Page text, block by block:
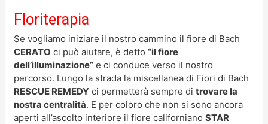
Floriterapia
Se vogliamo iniziare il nostro cammino il fiore di Bach
CERATO ci può aiutare, è detto“il fiore
dell’illuminazione” e ci conduce verso il nostro
percorso. Lungo la strada la miscellanea di Fiori di Bach
RESCUE REMEDY ci permetterà sempre ditrovare la
nostra centralità. E per coloro che non si sono ancora
aperti all’ascolto interiore il fiore californianoSTAR